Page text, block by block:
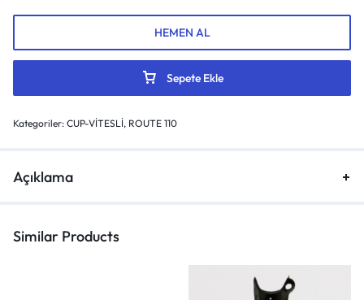
Sepete Ekle
HEMEN AL
Kategoriler: CUP-VİTESLİ, ROUTE 110
Açıklama
Similar Products